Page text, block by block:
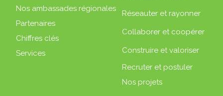
Nos ambassades régionales
Partenaires
Chiffres clés
Services
Réseauter et rayonner
Collaborer et coopérer
Construire et valoriser
Recruter et postuler
Nos projets